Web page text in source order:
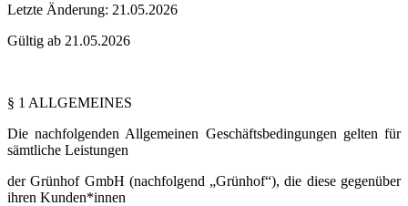
Letzte Änderung: 21.05.2026
Gültig ab 21.05.2026
§ 1 ALLGEMEINES
Die nachfolgenden Allgemeinen Geschäftsbedingungen gelten für
sämtliche Leistungen
der Grünhof GmbH (nachfolgend „Grünhof“), die diese gegenüber
ihren Kunden*innen